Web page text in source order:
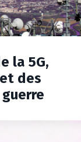
la 5G,
des